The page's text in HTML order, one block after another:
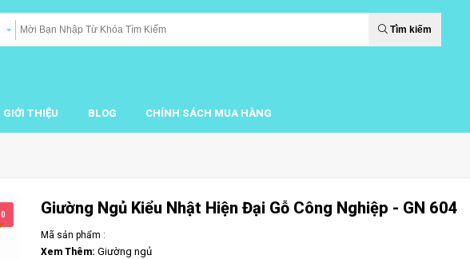
Tìm kiếm
GIỚI THIỆU BLOG CHÍNH SÁCH MUA HÀNG
0 Giường Ngủ Kiểu Nhật Hiện Đại Gỗ Công Nghiệp - GN 604
Mã sản phẩm :
Xem Thêm: Giường ngủ